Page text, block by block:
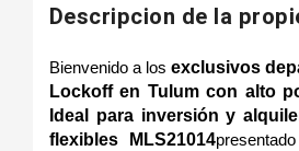
Descripcion de la
Bienvenido a los exclusivos
Lockoff en Tulum con alto
Ideal para inversión y
flexibles MLS21014